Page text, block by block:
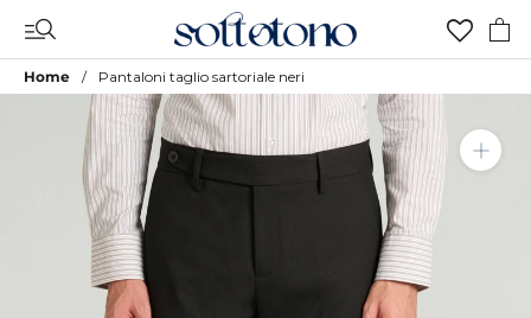
contenuto
Home Pantaloni taglio sartoriale neri
Aggiungi a Lista Desideri